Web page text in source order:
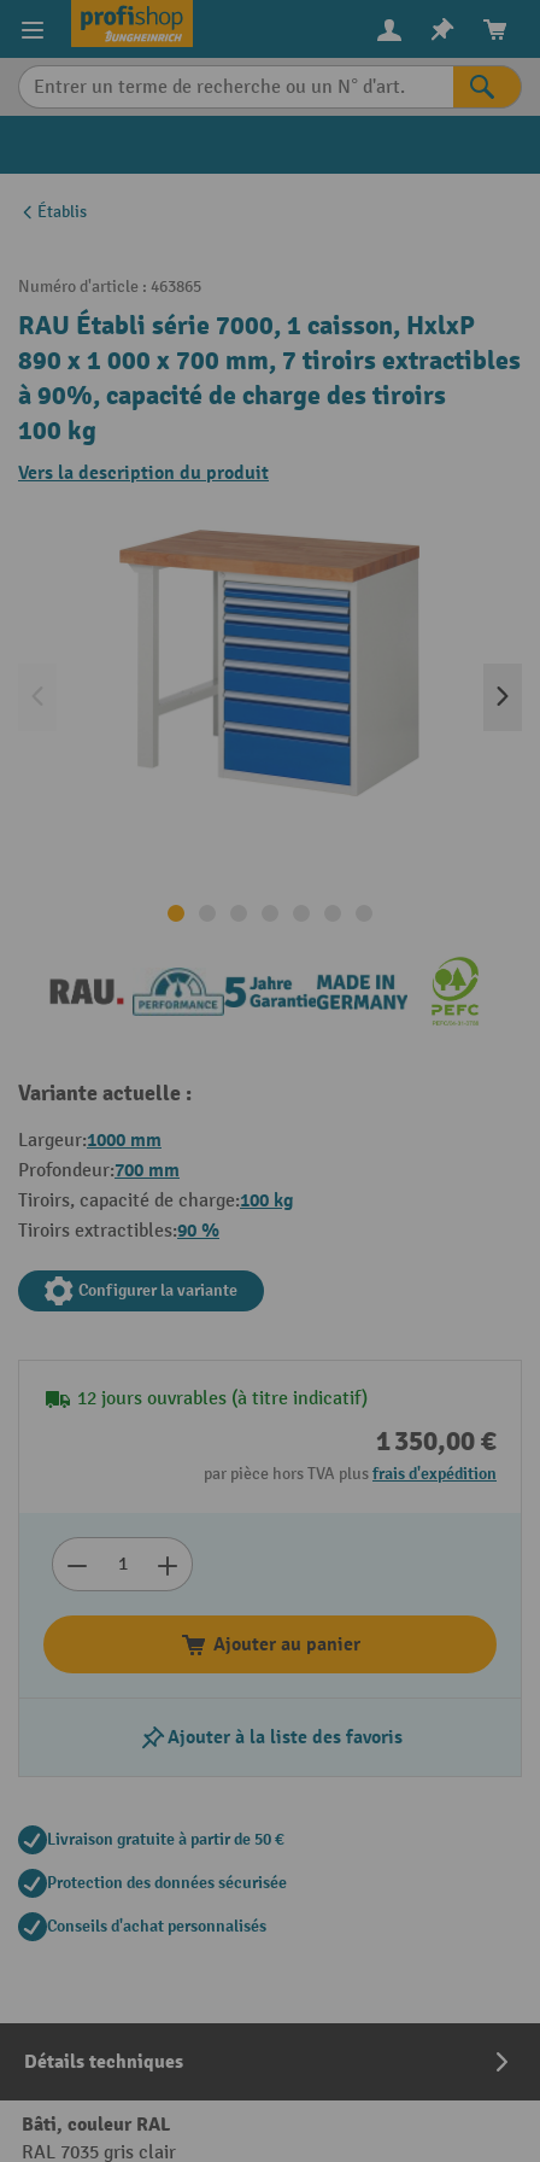
content
Établis
Numéro d'article : 463865
RAU Établi série 7000, 1 caisson, HxlxP
890 x 1 000 x 700 mm, 7 tiroirs extractibles
à 90%, capacité de charge des tiroirs
100 kg
Vers la description du produit
Variante actuelle :
Largeur:1000 mm
Profondeur:700 mm
Tiroirs, capacité de charge:100 kg
Tiroirs extractibles:90 %
Configurer la variante
12 jours ouvrables (à titre indicatif)
1 350,00 €
par pièce hors TVA plusfrais d'expédition
Ajouter au panier
Ajouter à la liste des favoris
Livraison gratuite à partir de 50 €
Protection des données sécurisée
Conseils d'achat personnalisés
Détails techniques
Bâti, couleur RAL
RAL 7035 gris clair